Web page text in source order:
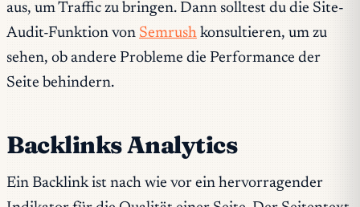
aus, um Traffic zu bringen. Dann solltest du die Site-
Audit-Funktion von Semrush konsultieren, um zu
sehen, ob andere Probleme die Performance der
Seite behindern.
Backlinks Analytics
Ein Backlink ist nach wie vor ein hervorragender